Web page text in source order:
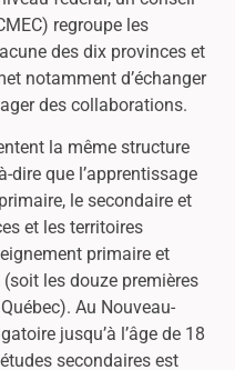
regroupe les
des dix provinces et
notamment d’échanger
des collaborations.
la même structure
dire que l’apprentissage
le secondaire et
et les territoires
primaire et
les douze premières
Au Nouveau-
jusqu’à l’âge de 18
secondaires est